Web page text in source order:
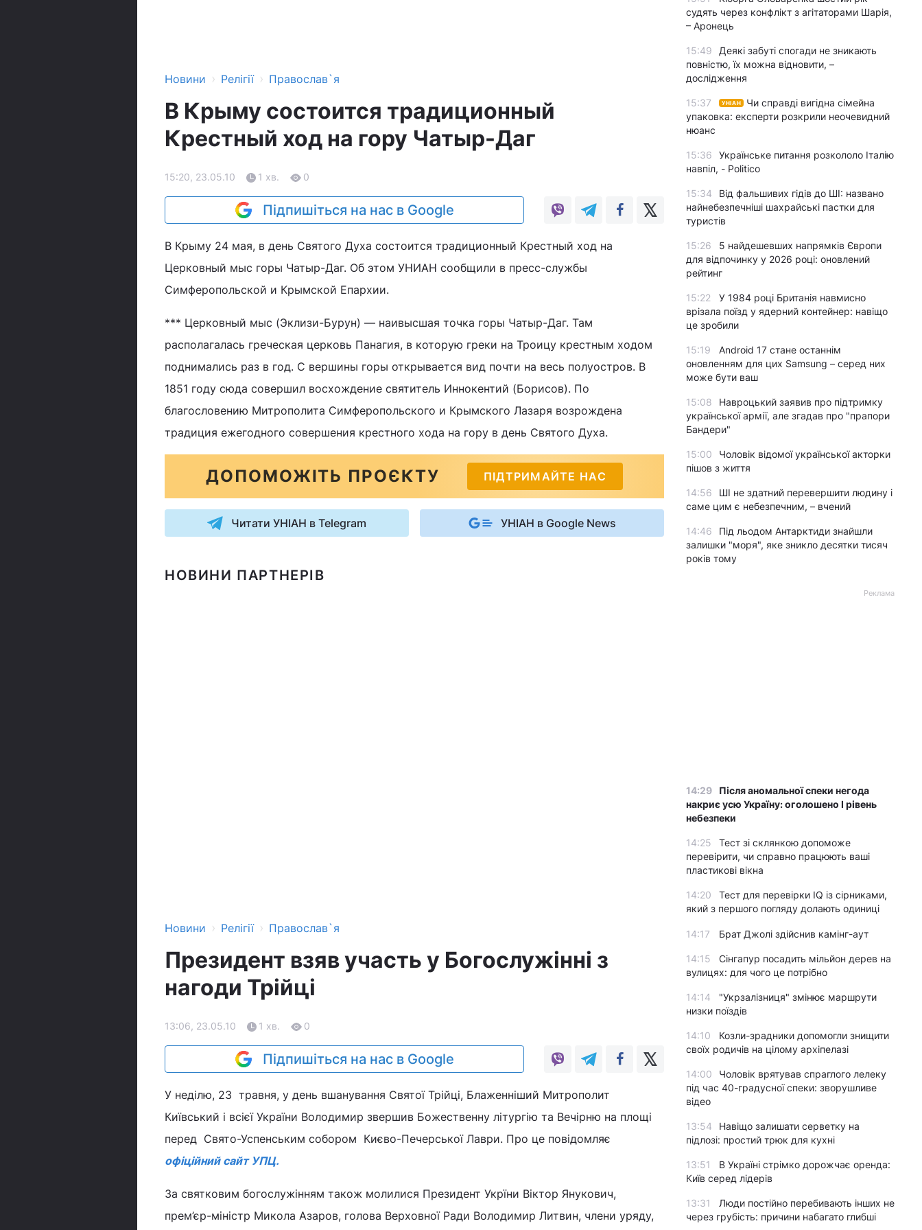
Новини › Релігії › Православ`я
В Крыму состоится традиционный
Крестный ход на гору Чатыр-Даг
15:20, 23.05.10 1 хв. 0
Підпишіться на нас в Google
В Крыму 24 мая, в день Святого Духа состоится традиционный Крестный ход на
Церковный мыс горы Чатыр-Даг. Об этом УНИАН сообщили в пресс-службы
Симферопольской и Крымской Епархии.
*** Церковный мыс (Эклизи-Бурун) — наивысшая точка горы Чатыр-Даг. Там
располагалась греческая церковь Панагия, в которую греки на Троицу крестным ходом
поднимались раз в год. С вершины горы открывается вид почти на весь полуостров. В
1851 году сюда совершил восхождение святитель Иннокентий (Борисов). По
благословению Митрополита Симферопольского и Крымского Лазаря возрождена
традиция ежегодного совершения крестного хода на гору в день Святого Духа.
ДОПОМОЖІТЬ ПРОЄКТУ ПІДТРИМАЙТЕ НАС
Читати УНІАН в Telegram УНІАН в Google News
НОВИНИ ПАРТНЕРІВ
Новини › Релігії › Православ`я
Президент взяв участь у Богослужінні з
нагоди Трійці
13:06, 23.05.10 1 хв. 0
Підпишіться на нас в Google
У неділю, 23 травня, у день вшанування Святої Трійці, Блаженніший Митрополит
Київський і всієї України Володимир звершив Божественну літургію та Вечірню на площі
перед Свято-Успенським собором Києво-Печерської Лаври. Про це повідомляє
офіційний сайт УПЦ.
За святковим богослужінням також молилися Президент Укрїни Віктор Янукович,
прем’єр-міністр Микола Азаров, голова Верховної Ради Володимир Литвин, члени уряду,
судять через конфлікт з агітаторами Шарія,
– Аронець
15:49
Деякі забуті спогади не зникають
повністю, їх можна відновити, –
дослідження
15:37 УНІАН
Чи справді вигідна сімейна
упаковка: експерти розкрили неочевидний
нюанс
15:36
Українське питання розкололо Італію
навпіл, - Politico
15:34
Від фальшивих гідів до ШІ: названо
найнебезпечніші шахрайські пастки для
туристів
15:26
5 найдешевших напрямків Європи
для відпочинку у 2026 році: оновлений
рейтинг
15:22
У 1984 році Британія навмисно
врізала поїзд у ядерний контейнер: навіщо
це зробили
15:19
Android 17 стане останнім
оновленням для цих Samsung – серед них
може бути ваш
15:08
Навроцький заявив про підтримку
української армії, але згадав про "прапори
Бандери"
15:00
Чоловік відомої української акторки
пішов з життя
14:56
ШІ не здатний перевершити людину і
саме цим є небезпечним, – вчений
14:46
Під льодом Антарктиди знайшли
залишки "моря", яке зникло десятки тисяч
років тому
Реклама
14:29
Після аномальної спеки негода
накриє усю Україну: оголошено І рівень
небезпеки
14:25
Тест зі склянкою допоможе
перевірити, чи справно працюють ваші
пластикові вікна
14:20
Тест для перевірки IQ із сірниками,
який з першого погляду долають одиниці
14:17 Брат Джолі здійснив камінг-аут
14:15
Сінгапур посадить мільйон дерев на
вулицях: для чого це потрібно
14:14
"Укрзалізниця" змінює маршрути
низки поїздів
14:10
Козли-зрадники допомогли знищити
своїх родичів на цілому архіпелазі
14:00
Чоловік врятував спраглого лелеку
під час 40-градусної спеки: зворушливе
відео
13:54
Навіщо залишати серветку на
підлозі: простий трюк для кухні
13:51
В Україні стрімко дорожчає оренда:
Київ серед лідерів
13:31
Люди постійно перебивають інших не
через грубість: причини набагато глибші